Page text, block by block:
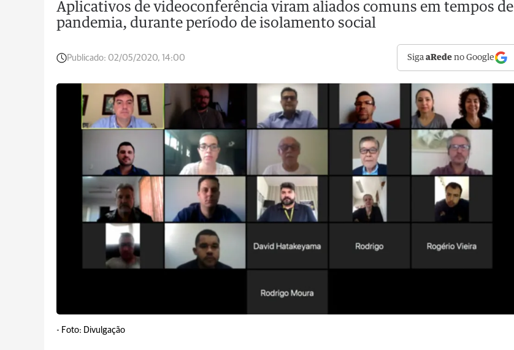
Aplicativos de videoconferência viram aliados comuns em tempos de
pandemia, durante período de isolamento social
Publicado: 02/05/2020, 14:00 SigaaRede no Google
- Foto: Divulgação